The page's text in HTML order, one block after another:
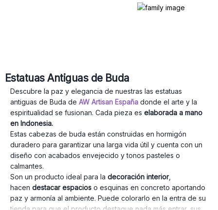
Estatuas Antiguas de Buda
Descubre la paz y elegancia de nuestras las estatuas
antiguas de Buda de AW Artisan Españadonde el arte y la
espiritualidad se fusionan. Cada pieza es elaborada a mano
en Indonesia.
Estas cabezas de buda están construidas en hormigón
duradero para garantizar una larga vida útil y cuenta con un
diseño con acabados envejecido y tonos pasteles o
calmantes.
Son un producto ideal para la decoración interior,
hacen destacar espacioso esquinas en concreto aportando
paz y armonía al ambiente. Puede colorarlo en la entra de su